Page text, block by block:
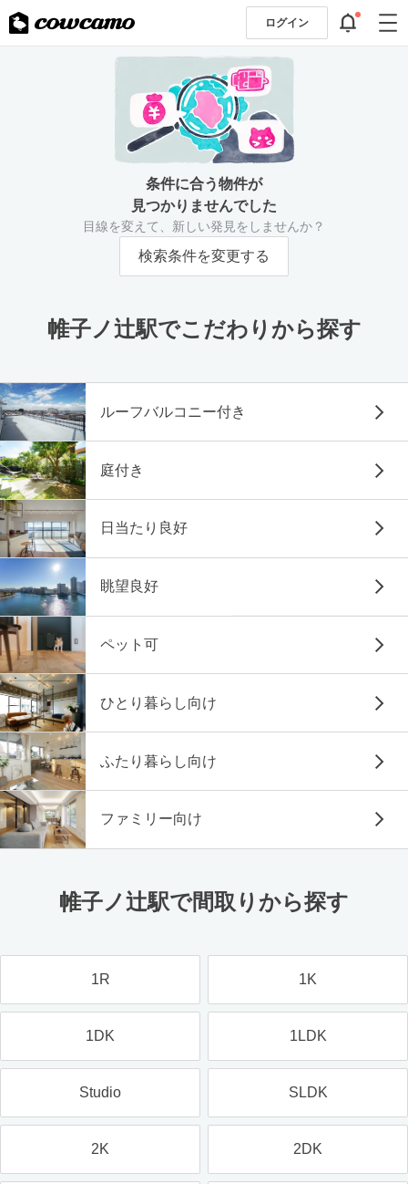
ログイン
条件に合う物件が
見つかりませんでした
目線を変えて、新しい発見をしませんか？
検索条件を変更する
帷子ノ辻駅でこだわりから探す
ルーフバルコニー付き
庭付き
日当たり良好
眺望良好
ペット可
ひとり暮らし向け
ふたり暮らし向け
ファミリー向け
帷子ノ辻駅で間取りから探す
1R 1K
1DK 1LDK
Studio SLDK
2K 2DK